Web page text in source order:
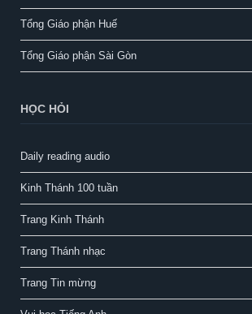
Tổng Giáo phận Huế
Tổng Giáo phận Sài Gòn
HỌC HỎI
Daily reading audio
Kinh Thánh 100 tuần
Trang Kinh Thánh
Trang Thánh nhạc
Trang Tin mừng